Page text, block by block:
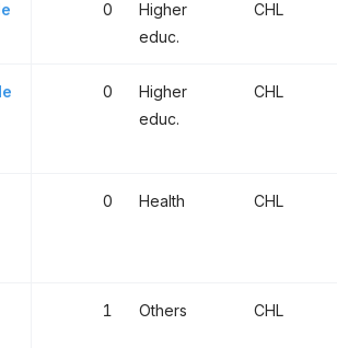
0
Higher
educ.
CHL
0
Higher
educ.
CHL
0 Health CHL
1 Others CHL